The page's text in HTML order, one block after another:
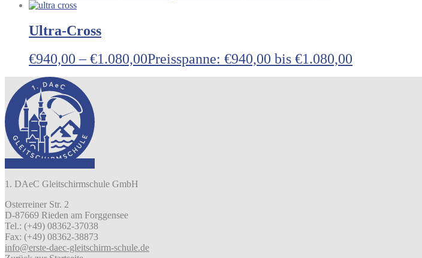
Ultra-Cross
€940,00 –€1.080,00Preisspanne: €940,00 bis €1.080,00
1. DAeC Gleitschirmschule GmbH
Osterreiner Str. 2
D-87669 Rieden am Forggensee
Tel.: (+49) 08362-37038
Fax: (+49) 08362-38873
info@erste-daec-gleitschirm-schule.de